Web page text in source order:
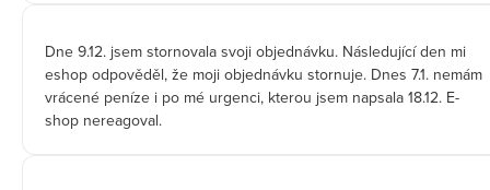
Dne 9.12. jsem stornovala svoji objednávku. Následující den mi
eshop odpověděl, že moji objednávku stornuje. Dnes 7.1. nemám
vrácené peníze i po mé urgenci, kterou jsem napsala 18.12. E-
shop nereagoval.